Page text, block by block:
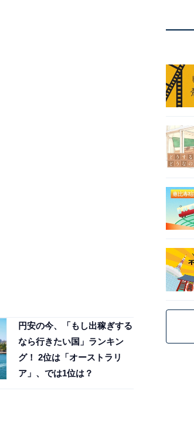
円安の今、「もし出稼ぎする
なら行きたい国」ランキン
グ！ 2位は「オーストラリ
ア」、では1位は？